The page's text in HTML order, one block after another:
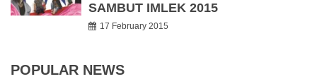
SAMBUT IMLEK 2015
17 February 2015
POPULAR NEWS